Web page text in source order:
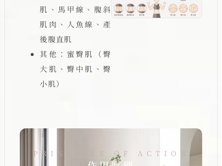
肌、馬甲線、腹斜
肌肉、人魚線、產
後腹直肌
其他：蜜臀肌（臀
大肌、臀中肌、臀
小肌）
PRINCIPLE OF ACTION